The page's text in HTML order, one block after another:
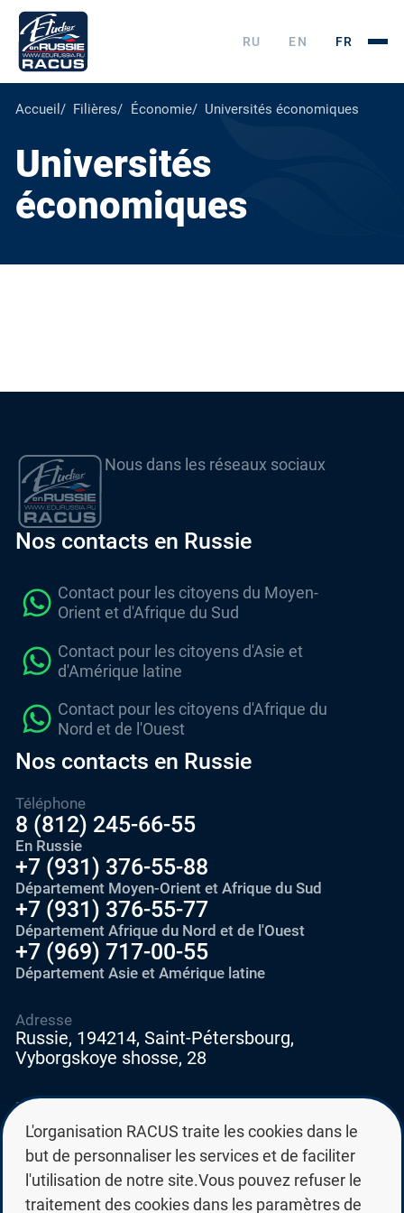
RU EN FR
Accueil Filières Économie Universités économiques
Universités
économiques
Nous dans les réseaux sociaux
Nos contacts en Russie
Contact pour les citoyens du Moyen-
Orient et d'Afrique du Sud
Contact pour les citoyens d'Asie et
d'Amérique latine
Contact pour les citoyens d'Afrique du
Nord et de l'Ouest
Nos contacts en Russie
Téléphone
8 (812) 245-66-55
En Russie
+7 (931) 376-55-88
Département Moyen-Orient et Afrique du Sud
+7 (931) 376-55-77
Département Afrique du Nord et de l'Ouest
+7 (969) 717-00-55
Département Asie et Amérique latine
E-mail
education@edurussia.org
edurussia@racus.ru
Adresse
Russie, 194214, Saint-Pétersbourg,
Vyborgskoye shosse, 28
L'organisation RACUS traite les cookies dans le
but de personnaliser les services et de faciliter
l'utilisation de notre site.Vous pouvez refuser le
traitement des cookies dans les paramètres de